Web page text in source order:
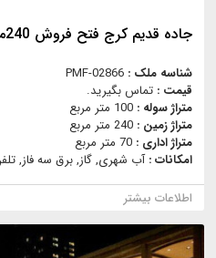
جاده قدیم کرج فتح فروش 240مترکارگاه صنعتی
شناسه ملک : PMF-02866
قیمت : تماس بگیرید.
متراژ سوله : 100 متر مربع
متراژ زمین : 240 متر مربع
متراژ اداری : 70 متر مربع
امکانات :آب شهری, گاز, برق سه فاز,
اطلاعات بیشتر